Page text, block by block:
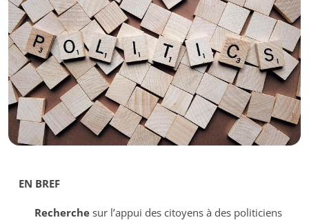
EN BREF
Recherchesur l’appui des citoyens à des politiciens